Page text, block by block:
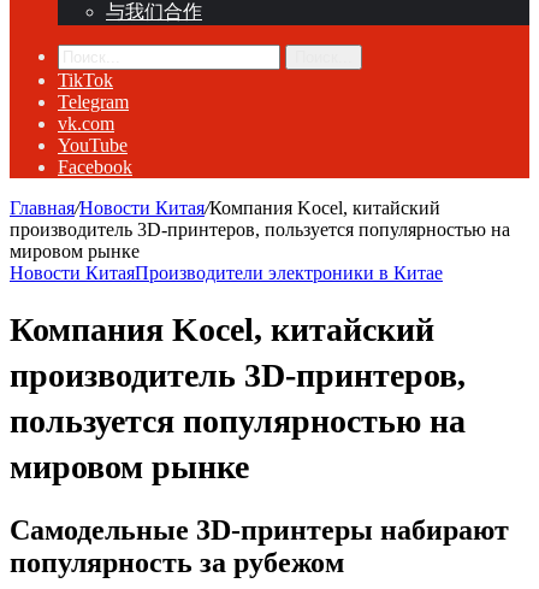
与我们合作
TikTok
Telegram
vk.com
YouTube
Facebook
Главная/Новости Китая/Компания Kocel, китайский
производитель 3D-принтеров, пользуется популярностью на
мировом рынке
Новости КитаяПроизводители электроники в Китае
Компания Kocel, китайский
производитель 3D-принтеров,
пользуется популярностью на
мировом рынке
Самодельные 3D-принтеры набирают
популярность за рубежом